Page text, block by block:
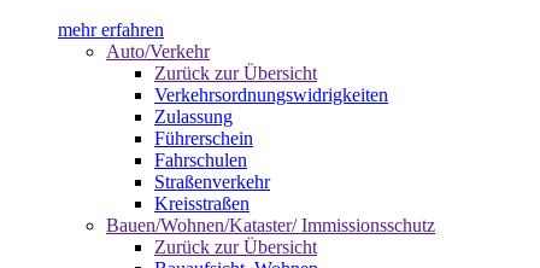
mehr erfahren
Auto/Verkehr
Zurück zur Übersicht
Verkehrsordnungswidrigkeiten
Zulassung
Führerschein
Fahrschulen
Straßenverkehr
Kreisstraßen
Bauen/Wohnen/Kataster/ Immissionsschutz
Zurück zur Übersicht